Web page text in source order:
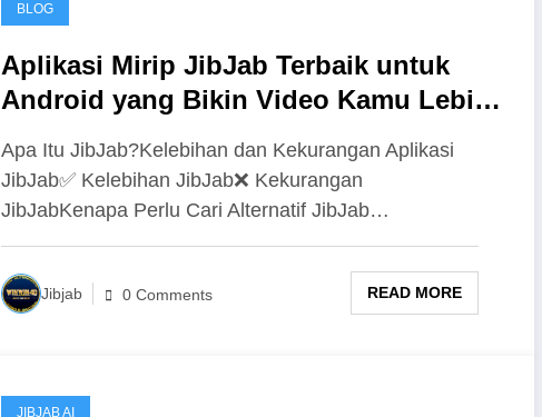
BLOG
Aplikasi Mirip JibJab Terbaik untuk
Android yang Bikin Video Kamu Lebih
Apa Itu JibJab?Kelebihan dan Kekurangan Aplikasi
JibJab✅ Kelebihan JibJab❌ Kekurangan
JibJabKenapa Perlu Cari Alternatif JibJab…
Jibjab 0 Comments READ MORE
JIBJAB AI